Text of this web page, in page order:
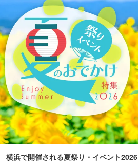
横浜で開催される夏祭り・イベント2026